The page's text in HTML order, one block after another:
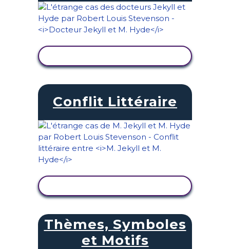
Conflit Littéraire
Thèmes, Symboles
et Motifs